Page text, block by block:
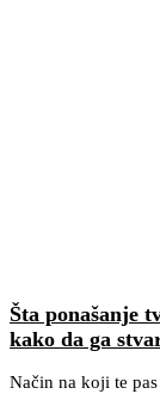
Šta ponašanje
kako da ga
Način na koji te